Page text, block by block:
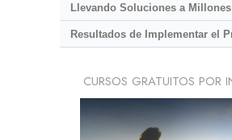
Llevando Soluciones a Millones
Resultados de Implementar el
CURSOS GRATUITOS POR